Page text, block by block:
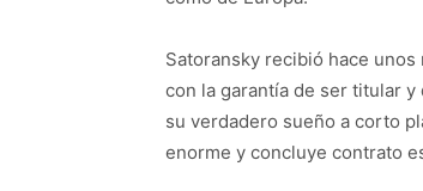
Satoransky recibió hace
con la garantía de ser titular
su verdadero sueño a corto
enorme y concluye contrato